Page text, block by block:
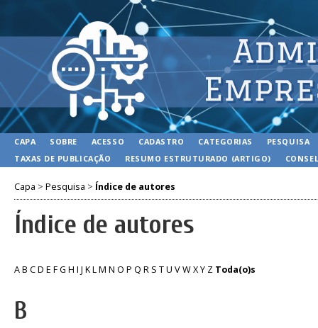
CAPA SOBRE ACESSO CADASTRO CATEGORIAS
PESQUISA
TAXAS DE PUBLICAÇÃO
RESUMO ESTRUTURADO (ARTIGO)
Capa > Pesquisa > Índice de autores
Índice de autores
AB CD E FG H I J KLM N O P Q R S TU VWXY Z Toda(o)s
B